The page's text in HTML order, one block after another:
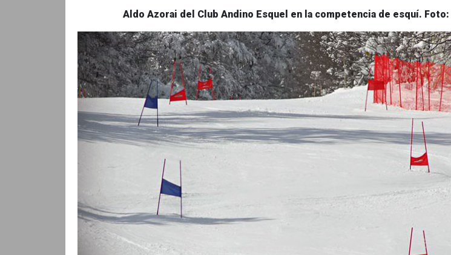
Aldo Azorai del Club Andino Esquel en la competencia de esquí.